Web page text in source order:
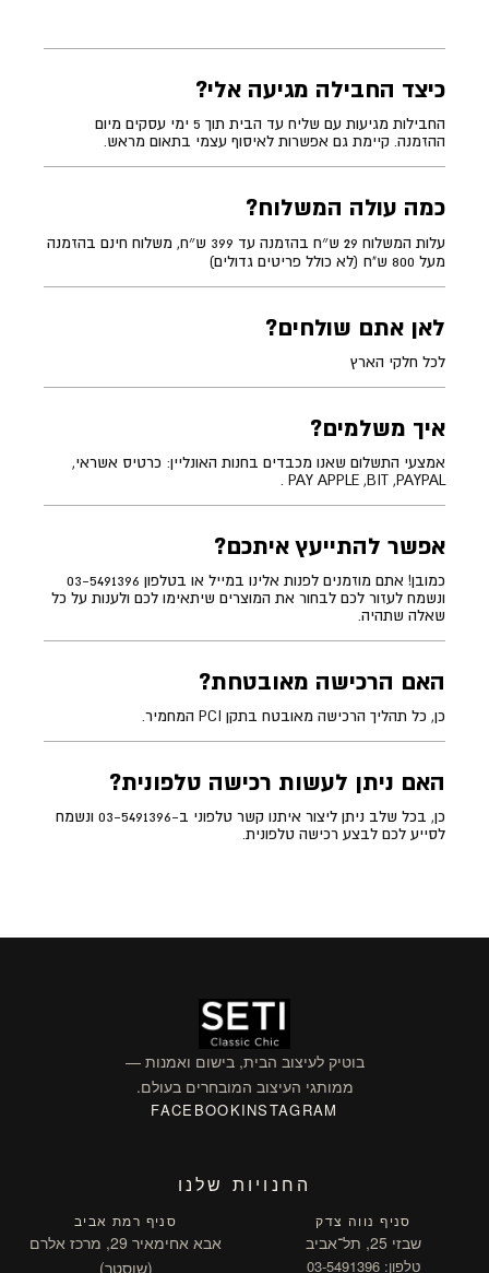
כיצד החבילה מגיעה אלי?
החבילות מגיעות עם שליח עד הבית תוך 5 ימי עסקים מיום
ההזמנה. קיימת גם אפשרות לאיסוף עצמי בתאום מראש.
כמה עולה המשלוח?
עלות המשלוח 29 ש״ח בהזמנה עד 399 ש״ח, משלוח חינם בהזמנה
מעל 800 ש"ח (לא כולל פריטים גדולים)
לאן אתם שולחים?
לכל חלקי הארץ
איך משלמים?
אמצעי התשלום שאנו מכבדים בחנות האונליין: כרטיס אשראי,
PAY APPLE ,BIT ,PAYPAL .
אפשר להתייעץ איתכם?
כמובן! אתם מוזמנים לפנות אלינו במייל או בטלפון 03-5491396
ונשמח לעזור לכם לבחור את המוצרים שיתאימו לכם ולענות על כל
שאלה שתהיה.
האם הרכישה מאובטחת?
כן, כל תהליך הרכישה מאובטח בתקן PCI המחמיר.
האם ניתן לעשות רכישה טלפונית?
כן, בכל שלב ניתן ליצור איתנו קשר טלפוני ב-03-5491396 ונשמח
לסייע לכם לבצע רכישה טלפונית.
בוטיק לעיצוב הבית, בישום ואמנות —
ממותגי העיצוב המובחרים בעולם.
INSTAGRAM
FACEBOOK
החנויות שלנו
סניף נווה צדק
שבזי 25, תל־אביב
טלפון: 03-5491396
סניף רמת אביב
אבא אחימאיר 29, מרכז אלרם
(שוסטר)